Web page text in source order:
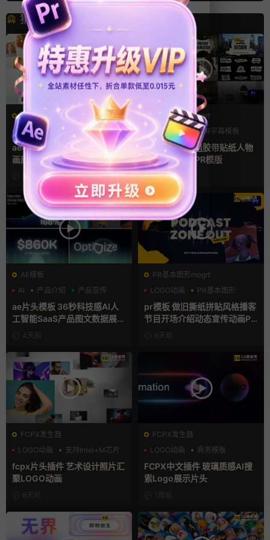
猜你喜欢
AE模板
LOGO动画
幻灯片
ae相册模板 多场景照片墙堆叠
画廊幻灯片宣传视频
24小时前
PR基本图形mogrt
PR基本图形
PR字幕模板
人物介绍
pr字幕模板 9组胶带贴纸人物
介绍角标动画PR模版
3天前
AE模板
AI
产品介绍 产品宣传
ae片头模板 36秒科技感AI人
工智能SaaS产品图文数据展示
宣传视频AE模板
4天前
PR基本图形mogrt
LOGO动画
PR基本图形
复古风
pr模板 做旧撕纸拼贴风格播客
节目开场介绍动态宣传动画PR
模版6天前
FCPX发生器
LOGO动画
支持Intel+M芯片
汇聚
fcpx片头插件 艺术设计照片汇
聚LOGO动画
6天前
FCPX发生器
LOGO动画
商务模板
支持Intel+M芯片
FCPX中文插件 玻璃质感AI搜
索Logo展示片头
1周前